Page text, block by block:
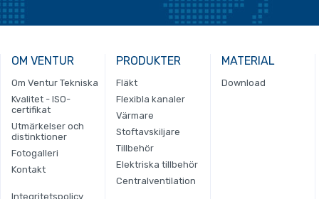
OM VENTUR
Om Ventur Tekniska
Kvalitet - ISO-
certifikat
Utmärkelser och
distinktioner
Fotogalleri
Kontakt
Integritetspolicy
PRODUKTER
Fläkt
Flexibla kanaler
Värmare
Stoftavskiljare
Tillbehör
Elektriska tillbehör
Centralventilation
MATERIAL
Download